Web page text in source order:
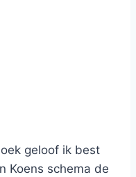
geloof ik best
Koens schema de